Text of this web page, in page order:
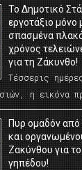
Το Δημοτικό
εργοτάξιο μόνο
σπασμένα
χρόνος
για τη Ζάκυνθο!
Τέσσερις
η εικόνα
Πυρ ομαδόν από
και
Ζακύνθου για
γηπέδου!